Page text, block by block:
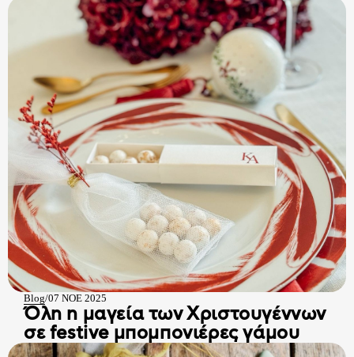
Blog/07 ΝΟΕ 2025
Όλη η μαγεία των Χριστουγέννων
σε festive μπομπονιέρες γάμου